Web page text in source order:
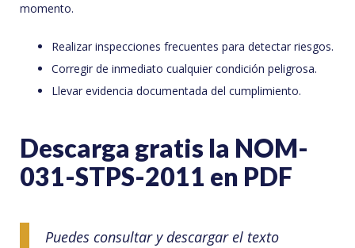
momento.
Realizar inspecciones frecuentes para detectar riesgos.
Corregir de inmediato cualquier condición peligrosa.
Llevar evidencia documentada del cumplimiento.
Descarga gratis la NOM-
031-STPS-2011 en PDF
Puedes consultar y descargar el texto